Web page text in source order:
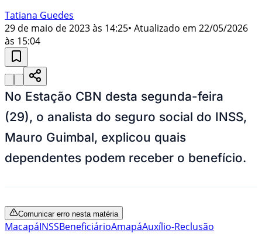
Tatiana Guedes
29 de maio de 2023 às 14:25• Atualizado em 22/05/2026
às 15:04
No Estação CBN desta segunda-feira
(29), o analista do seguro social do INSS,
Mauro Guimbal, explicou quais
dependentes podem receber o benefício.
Comunicar erro nesta matéria
MacapáINSSBeneficiárioAmapáAuxílio-Reclusão